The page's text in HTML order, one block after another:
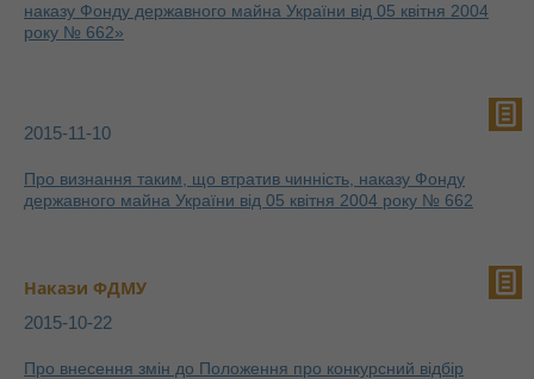
наказу Фонду державного майна України від 05 квітня 2004
року № 662»
2015-11-10
Про визнання таким, що втратив чинність, наказу Фонду
державного майна України від 05 квітня 2004 року № 662
Накази ФДМУ
2015-10-22
Про внесення змін до Положення про конкурсний відбір